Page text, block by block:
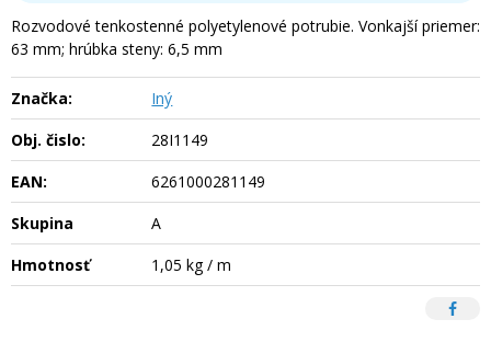
Rozvodové tenkostenné polyetylenové potrubie. Vonkajší priemer:
63 mm; hrúbka steny: 6,5 mm
Značka:
Iný
Obj. čislo:
28I1149
EAN:
6261000281149
Skupina
A
Hmotnosť
1,05 kg / m